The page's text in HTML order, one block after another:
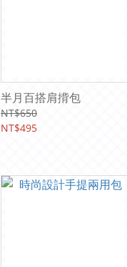
半月百搭肩揹包
NT$650
NT$495